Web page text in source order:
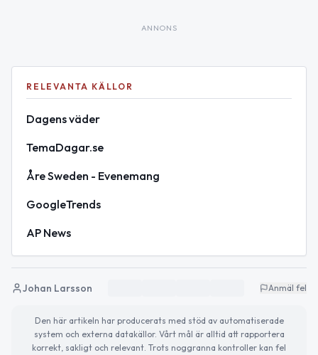
ANNONS
RELEVANTA KÄLLOR
Dagens väder
TemaDagar.se
Åre Sweden - Evenemang
GoogleTrends
AP News
Johan Larsson Anmäl fel
Den här artikeln har producerats med stöd av automatiserade
system och externa datakällor. Vårt mål är alltid att rapportera
korrekt, sakligt och relevant. Trots noggranna kontroller kan fel